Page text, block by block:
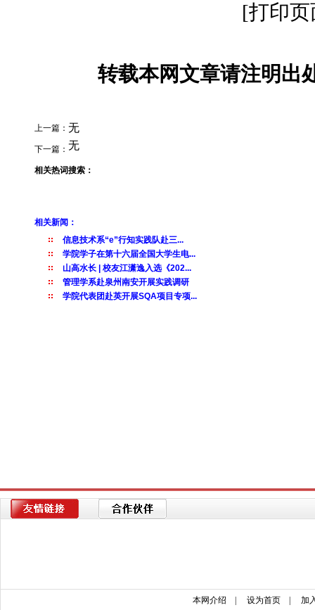
[打印
转载本网文章请注明出
上一篇： 无
下一篇： 无
相关热词搜索：
相关新闻：
本网介绍 设为首页| 加